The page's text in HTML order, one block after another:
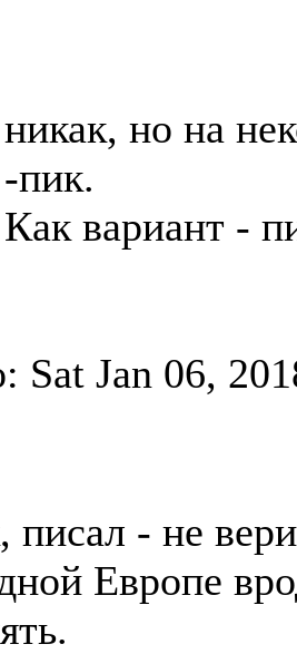
никак, но на
-пик.
Как вариант -
Sat Jan 06,
писал - не
Европе